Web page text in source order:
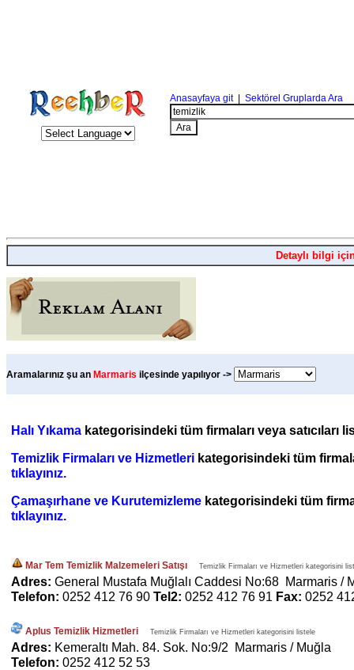
Anasayfaya git| Sektörel Gruplarda Ara
Detaylı bilgi
Aramalarınız şu an Marmaris ilçesinde yapılıyor ->
Halı Yıkama kategorisindeki tüm firmaları veya satıcıları
Temizlik Firmaları ve Hizmetleri kategorisindeki tüm
tıklayınız.
Çamaşırhane ve Kurutemizleme kategorisindeki tüm
tıklayınız.
Mar Tem Temizlik Malzemeleri Satışı Temizlik Firmaları ve Hizmetleri kategorisini
Adres: General Mustafa Muğlalı Caddesi No:68 Marmaris /
Telefon: 0252 412 76 90 Tel2: 0252 412 76 91 Fax: 0252
Aplus Temizlik Hizmetleri Temizlik Firmaları ve Hizmetleri kategorisini listele
Adres: Kemeraltı Mah. 84. Sok. No:9/2 Marmaris / Muğla
Telefon: 0252 412 52 53